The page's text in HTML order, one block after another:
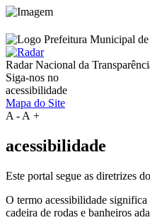
Radar Nacional da
Siga-nos no
acessibilidade
Mapa do Site
A-A +
acessibilidade
Este portal segue as diretrizes
O termo acessibilidade
cadeira de rodas e banheiros